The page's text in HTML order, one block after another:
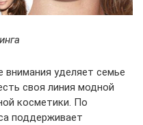
уделяет семье
своя линия модной
косметики. По
поддерживает